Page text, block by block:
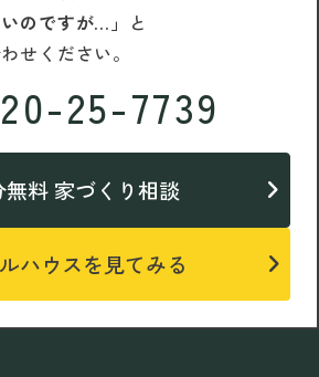
のですが…」 と
せください。
25-7739
無料 家づくり相談
ハウスを見てみる